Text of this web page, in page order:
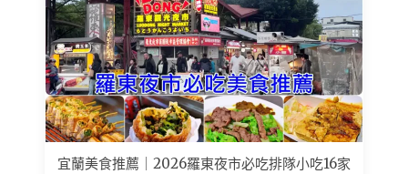
宜蘭美食推薦｜2026羅東夜市必吃排隊小吃16家